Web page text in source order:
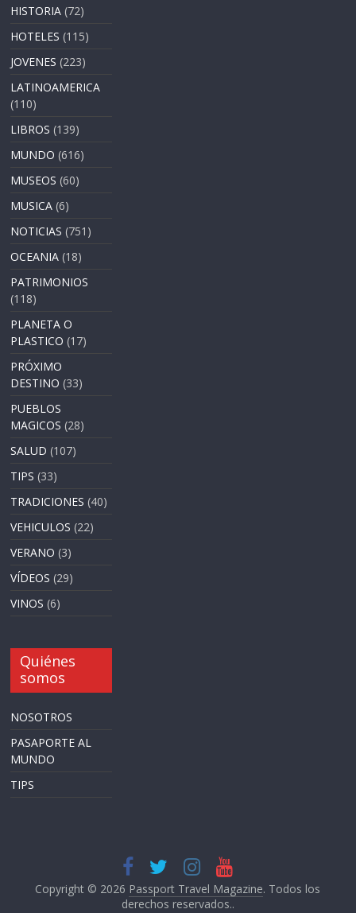
HISTORIA (72)
HOTELES (115)
JOVENES (223)
LATINOAMERICA
(110)
LIBROS (139)
MUNDO (616)
MUSEOS (60)
MUSICA (6)
NOTICIAS (751)
OCEANIA (18)
PATRIMONIOS
(118)
PLANETA O
PLASTICO (17)
PRÓXIMO
DESTINO (33)
PUEBLOS
MAGICOS (28)
SALUD (107)
TIPS (33)
TRADICIONES (40)
VEHICULOS (22)
VERANO (3)
VÍDEOS (29)
VINOS (6)
Quiénes
somos
NOSOTROS
PASAPORTE AL
MUNDO
TIPS
Copyright © 2026 Passport Travel Magazine. Todos los
derechos reservados..